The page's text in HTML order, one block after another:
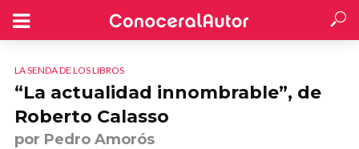
LA SENDA DE LOS LIBROS
“La actualidad innombrable”, de
Roberto Calasso
por Pedro Amorós